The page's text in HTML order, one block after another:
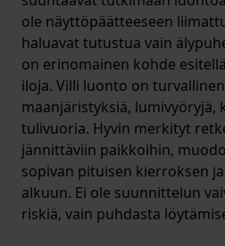
ole näyttöpäätteeseen
haluavat tutustua vain
on erinomainen kohde
iloja. Villi luonto on
maanjäristyksiä, lumivyöryjä,
tulivuoria. Hyvin merkityt
jännittäviin paikkoihin,
sopivan pituisen kierroksen
alkuun. Ei ole suunnittelun
riskiä, vain puhdasta